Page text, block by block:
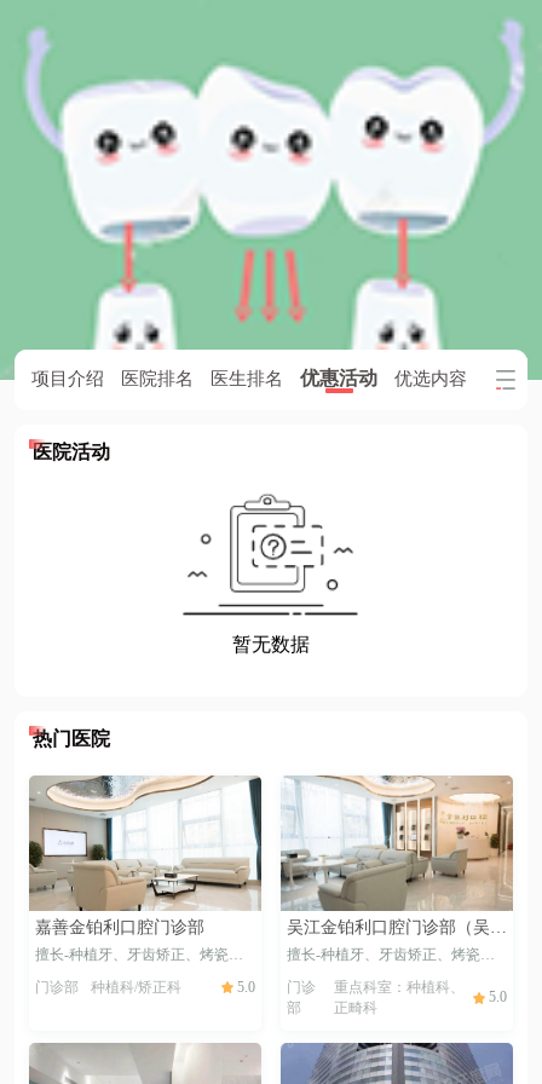
项目介绍 医院排名 医生排名 优惠活动 优选内容 患者
医院活动
热门医院
嘉善金铂利口腔门诊部
擅长-种植牙 牙齿矫正 烤瓷牙 隐形矫正、补牙、
洗牙
门诊部
种植科/矫正科 5.0
擅长-种植牙 牙齿矫正 烤瓷牙
门诊
部
重点科室：种植科、
正畸科
5.0